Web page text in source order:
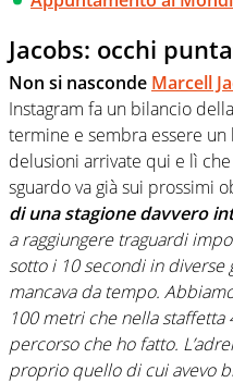
Jacobs: occhi
Non si nasconde Marcell
Instagram fa un bilancio
termine e sembra essere
delusioni arrivate qui e lì
sguardo va già sui prossimi
di una stagione davvero
a raggiungere traguardi
sotto i 10 secondi in diverse
mancava da tempo.
100 metri che nella
percorso che ho fatto.
proprio quello di cui avevo